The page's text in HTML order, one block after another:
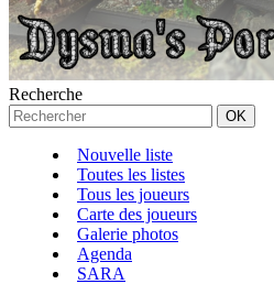
Recherche
Nouvelle liste
Toutes les listes
Tous les joueurs
Carte des joueurs
Galerie photos
Agenda
SARA